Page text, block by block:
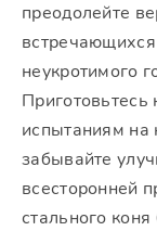
преодолейте
неукротимого
испытаниям
забывайте
всесторонней
стального